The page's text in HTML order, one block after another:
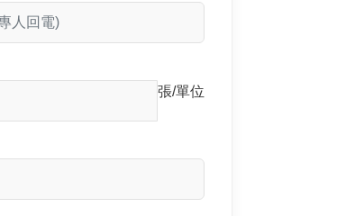
張/單位